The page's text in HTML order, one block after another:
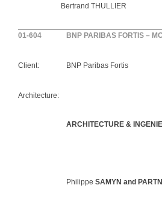
Bertrand THULLIER
01-604 BNP PARIBAS FORTIS –
Client: BNP Paribas Fortis
Architecture:
ARCHITECTURE &
Philippe SAMYN and